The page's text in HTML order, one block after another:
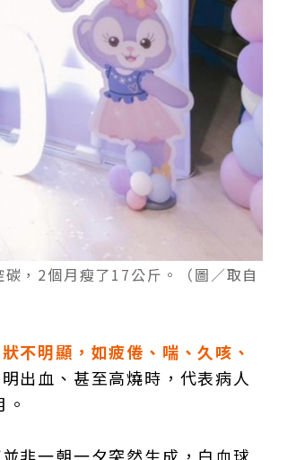
，2個月瘦了17公斤。（圖／取自
不明顯，如疲倦、喘、久咳、
出血、甚至高燒時，代表病人